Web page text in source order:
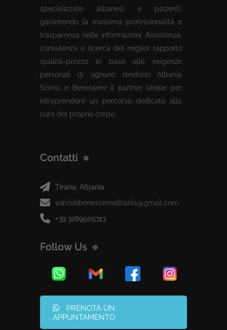
specializzate albanesi e pazienti,
garantendo la massima professionalità e
trasparenza nelle informazioni. Assistenza,
consulenza e ricerca del miglior rapporto
qualità-prezzo in base elle esigenze
personali di ognuno rendono Albania
Sorrisi e Benessere il partner ideale per
intraprendere un percorso dedicato alla
cura del proprio corpo.
Contatti
Tirana, Albania
sorrisiebenesserealbania@gmail.com
+39 3289505313
Follow Us
PRENOTA UN
APPUNTAMENTO